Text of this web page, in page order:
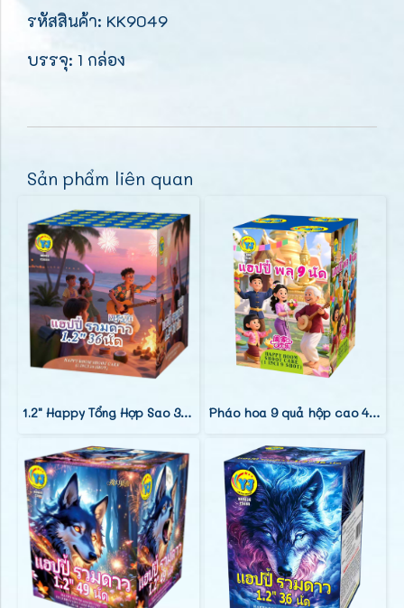
รหัสสินค้า: KK9049
บรรจุ: 1 กล่อง
Sản phẩm liên quan
1.2" Happy Tổng Hợp Sao 36 Phát (9") Pháo hoa 9 quả hộp cao 4 inch (0.8)